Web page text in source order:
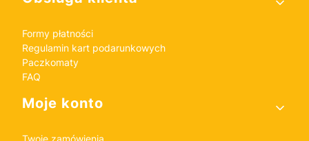
Formy płatności
Regulamin kart podarunkowych
Paczkomaty
FAQ
Moje konto
Twoje zamówienia